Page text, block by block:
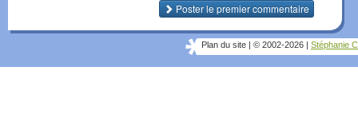
Poster le premier commentaire
Plan du site | © 2002-2026 | Stéphanie C